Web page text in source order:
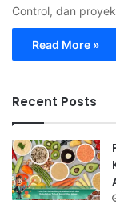
Control, dan
Read More »
Recent Posts